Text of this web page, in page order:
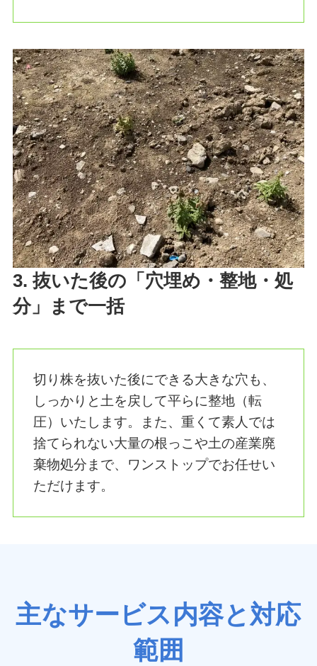
3. 抜いた後の「穴埋め・整地・処
分」まで一括
切り株を抜いた後にできる大きな穴も、
しっかりと土を戻して平らに整地（転
圧）いたします。また、重くて素人では
捨てられない大量の根っこや土の産業廃
棄物処分まで、ワンストップでお任せい
ただけます。
主なサービス内容と対応
範囲